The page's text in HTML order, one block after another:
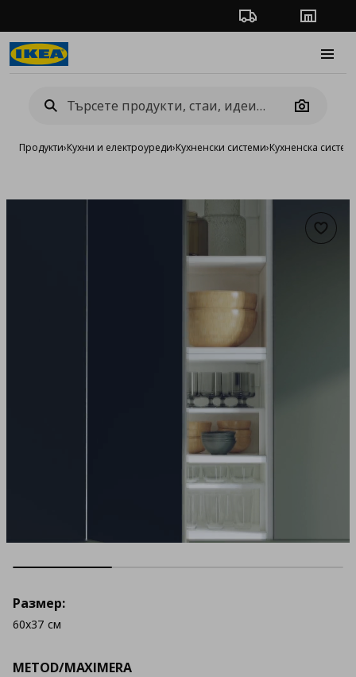
Проследяване на
Camera
Продукти›Кухни и електроуреди›Кухненски системи›Кухненска
METOD/MAXIMERA
Размер:
60x37 см